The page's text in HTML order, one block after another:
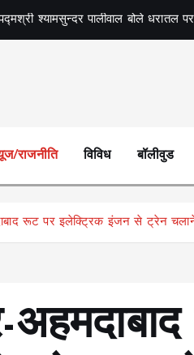
श्यामसुन्दर पालीवाल बोले धरातल
राजनीति विविध बॉलीवुड
रूट पर इलेक्ट्रिक इंजन से ट्रेन चलाने